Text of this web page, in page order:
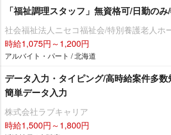
「福祉調理スタッフ」無資格可/日勤の
社会福祉法人ニセコ福祉会/特別養護老人ホ
時給1,075円～1,200円
アルバイト・パート / 北海道
データ入力・タイピング/高時給案件多
簡単データ入力
株式会社ラブキャリア
時給1,500円～1,800円